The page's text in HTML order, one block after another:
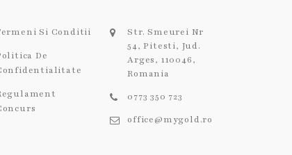
Si Conditii
De
Str. Smeurei Nr
54, Pitesti, Jud.
Arges, 110046,
Romania
0773 350 723
office@mygold.ro